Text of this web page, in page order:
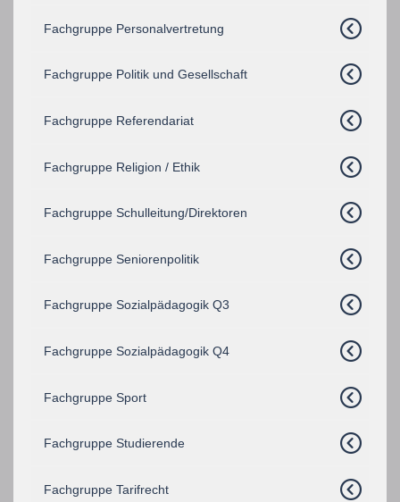
Fachgruppe Personalvertretung
Fachgruppe Politik und Gesellschaft
Fachgruppe Referendariat
Fachgruppe Religion / Ethik
Fachgruppe Schulleitung/Direktoren
Fachgruppe Seniorenpolitik
Fachgruppe Sozialpädagogik Q3
Fachgruppe Sozialpädagogik Q4
Fachgruppe Sport
Fachgruppe Studierende
Fachgruppe Tarifrecht